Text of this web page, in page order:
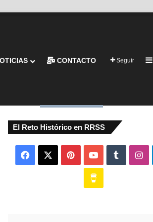
CONTACTO Seguir
El Reto Histórico en RRSS
Facebook PinterestYouTubeTumblr